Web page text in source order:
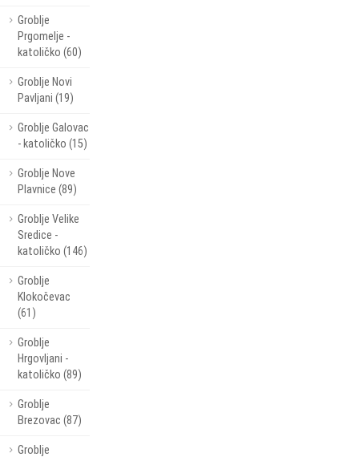
Groblje
Prgomelje -
katoličko (60)
Groblje Novi
Pavljani (19)
Groblje Galovac
- katoličko (15)
Groblje Nove
Plavnice (89)
Groblje Velike
Sredice -
katoličko (146)
Groblje
Klokočevac
(61)
Groblje
Hrgovljani -
katoličko (89)
Groblje
Brezovac (87)
Groblje